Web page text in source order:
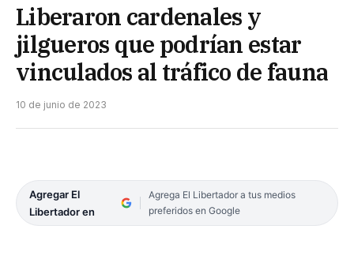
Liberaron cardenales y
jilgueros que podrían estar
vinculados al tráfico de fauna
10 de junio de 2023
Agregar El
Libertador en
Agrega El Libertador a tus medios
preferidos en Google